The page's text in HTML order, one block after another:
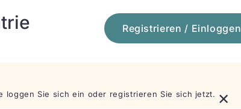
Registrieren / Einloggen
loggen Sie sich ein oder registrieren Sie sich jetzt. ×